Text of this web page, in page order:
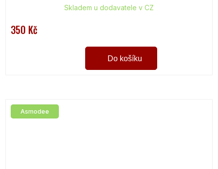
Skladem u dodavatele v CZ
350 Kč
Do košíku
Asmodee